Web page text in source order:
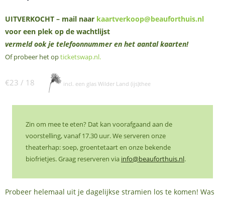
UITVERKOCHT – mail naar kaartverkoop@beauforthuis.nl
voor een plek op de wachtlijst
vermeld ook je telefoonnummer en het aantal kaarten!
Of probeer het opticketswap.nl.
€23 / 18 incl. een glas Wilder Land (ijs)thee
Zin om mee te eten? Dat kan voorafgaand aan de
voorstelling, vanaf 17.30 uur. We serveren onze
theaterhap: soep, groentetaart en onze bekende
biofrietjes. Graag reserveren via info@beauforthuis.nl.
Probeer helemaal uit je dagelijkse stramien los te komen! Was